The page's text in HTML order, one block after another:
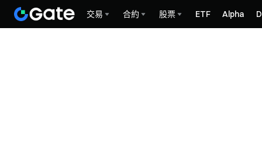
交易 合約 股票 ETF Alpha